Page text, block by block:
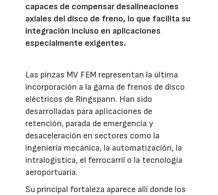
capaces de compensar desalineaciones
axiales del disco de freno, lo que facilita su
integración incluso en aplicaciones
especialmente exigentes.
Las pinzas MV FEM representan la última
incorporación a la gama de frenos de disco
eléctricos de Ringspann. Han sido
desarrolladas para aplicaciones de
retención, parada de emergencia y
desaceleración en sectores como la
ingeniería mecánica, la automatización, la
intralogística, el ferrocarril o la tecnología
aeroportuaria.
Su principal fortaleza aparece allí donde los